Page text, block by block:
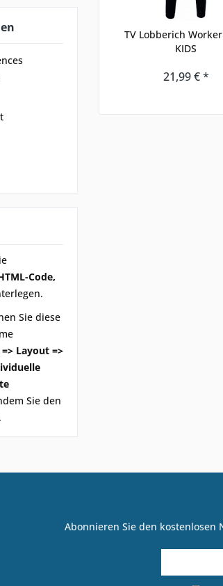
Code,
Sie diese
Layout =>
Sie den
TV Lobberich
KIDS
21,99 € *
Abonnieren Sie den kostenlosen